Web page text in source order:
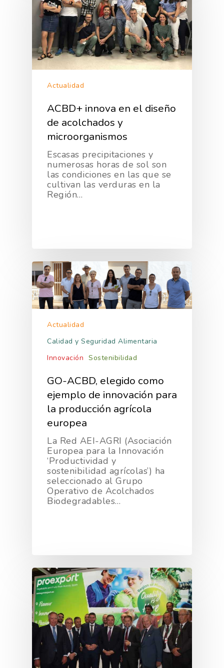
Actualidad
ACBD+ innova en el diseño
de acolchados y
microorganismos
Escasas precipitaciones y
numerosas horas de sol son
las condiciones en las que se
cultivan las verduras en la
Región…
Actualidad
Calidad y Seguridad Alimentaria
Innovación Sostenibilidad
GO-ACBD, elegido como
ejemplo de innovación para
la producción agrícola
europea
La Red AEI-AGRI (Asociación
Europea para la Innovación
‘Productividad y
sostenibilidad agrícolas’) ha
seleccionado al Grupo
Operativo de Acolchados
Biodegradables…
La Asociación